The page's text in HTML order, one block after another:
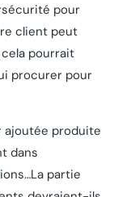
pour
client peut
pourrait
procurer pour
ajoutée produite
dans
partie